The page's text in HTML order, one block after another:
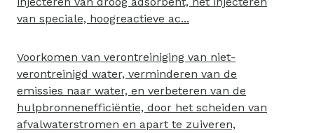
van speciale, hoogreactieve ac...
Voorkomen van verontreiniging van niet-
verontreinigd water, verminderen van de
emissies naar water, en verbeteren van de
hulpbronnenefficiëntie, door het scheiden van
afvalwaterstromen en apart te zuiveren,